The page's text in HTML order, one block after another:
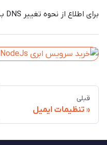
برای اطلاع از نحوه تغییر DNS به این
قبلی
تنظیمات ایمیل